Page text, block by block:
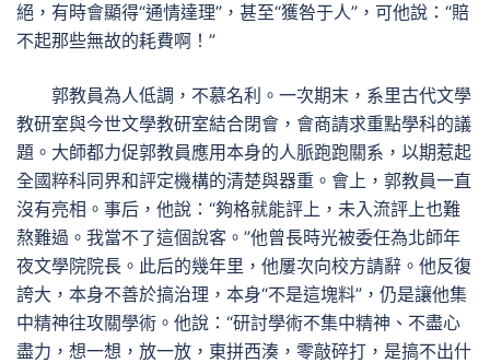
絕，有時會顯得“通情達理”，甚至“獲咎于人”，可他說：“賠
不起那些無故的耗費啊！”
郭教員為人低調，不慕名利。一次期末，系里古代文學
教研室與今世文學教研室結合閉會，會商請求重點學科的議
題。大師都力促郭教員應用本身的人脈跑跑關系，以期惹起
全國粹科同界和評定機構的清楚與器重。會上，郭教員一直
沒有亮相。事后，他說：“夠格就能評上，未入流評上也難
熬難過。我當不了這個說客。”他曾長時光被委任為北師年
夜文學院院長。此后的幾年里，他屢次向校方請辭。他反復
誇大，本身不善於搞治理，本身“不是這塊料”，仍是讓他集
中精神往攻關學術。他說：“研討學術不集中精神、不盡心
盡力，想一想，放一放，東拼西湊，零敲碎打，是搞不出什